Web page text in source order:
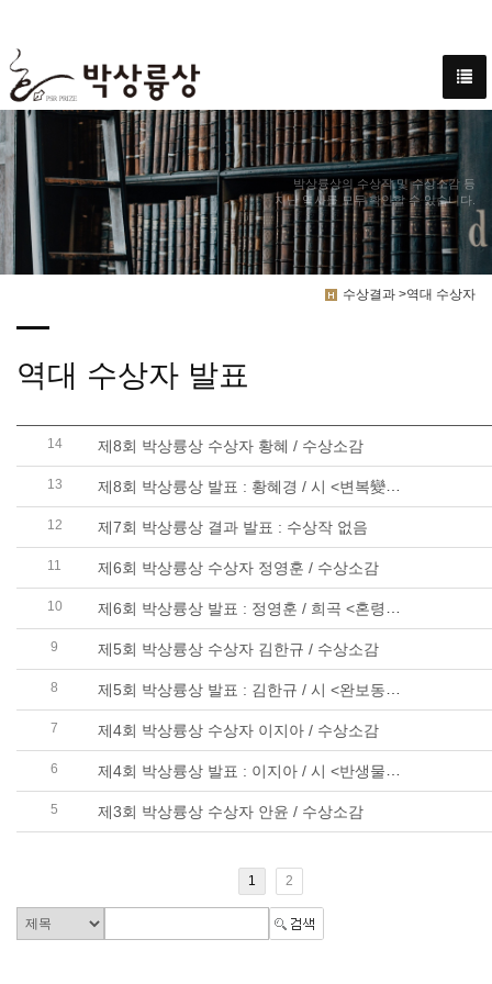
박상륭상의 수상작 및 수상소감 등
지난 역사를 모두 확인할 수 있습니다.
수상결과 >역대 수상자
역대 수상자 발표
14 제8회 박상륭상 수상자 황혜 / 수상소감
13 제8회 박상륭상 발표 : 황혜경 / 시 <변복變服> 외 9편
12 제7회 박상륭상 결과 발표 : 수상작 없음
11 제6회 박상륭상 수상자 정영훈 / 수상소감
10 제6회 박상륭상 발표 : 정영훈 / 희곡 <혼령처럼>
9 제5회 박상륭상 수상자 김한규 / 수상소감
8 제5회 박상륭상 발표 : 김한규 / 시 <완보동물> 외 23편
7 제4회 박상륭상 수상자 이지아 / 수상소감
6 제4회 박상륭상 발표 : 이지아 / 시 <반생물을 향한 빵과 칩과 계> 외 13편
5 제3회 박상륭상 수상자 안윤 / 수상소감
1 2